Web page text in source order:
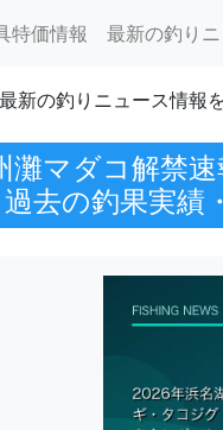
特価情報 最新の釣り
新の釣りニュース情報
マダコ解禁
去の釣果実績